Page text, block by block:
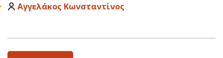
Αγγελάκος Κωνσταντίνος